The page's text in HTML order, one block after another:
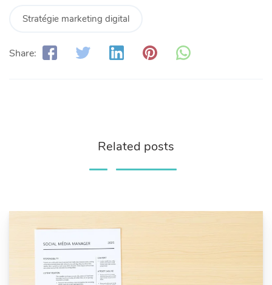
Stratégie marketing digital
Share:
Related posts